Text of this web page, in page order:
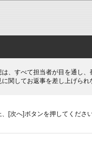
、すべて担当者が目を通し
関してお返事を差し上げられ
[次へ]ボタンを押してください